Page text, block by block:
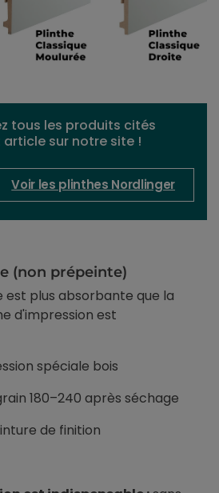
tous les produits cités
sur notre site !
Voir les plinthes Nordlinger
(non prépeinte)
est plus absorbante que la
d'impression est
spéciale bois
180–240 après séchage
de finition